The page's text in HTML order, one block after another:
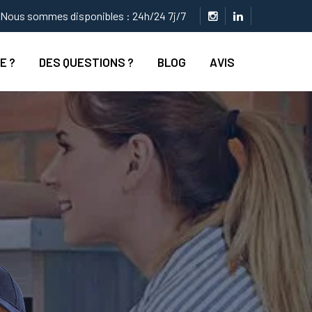
Nous sommes disponibles : 24h/24 7j/7
? DES QUESTIONS ? BLOG AVIS